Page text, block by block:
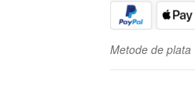
Metode de plata